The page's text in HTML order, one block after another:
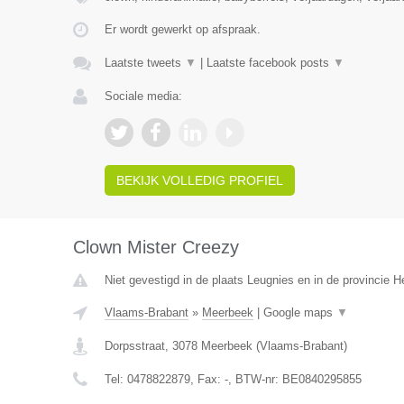
Er wordt gewerkt op afspraak.
Laatste tweets ▼ Laatste facebook posts ▼
Sociale media:
BEKIJK VOLLEDIG PROFIEL
Clown Mister Creezy
Niet gevestigd in de plaats Leugnies en in de provincie
Vlaams-Brabant» Meerbeek| Google maps ▼
Dorpsstraat, 3078 Meerbeek(Vlaams-Brabant)
Tel: 0478822879, Fax: -, BTW-nr: BE0840295855